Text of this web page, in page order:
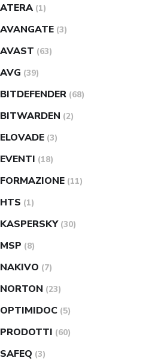
ATERA (1)
AVANGATE (3)
AVAST (63)
AVG (39)
BITDEFENDER (68)
BITWARDEN (2)
ELOVADE (3)
EVENTI (18)
FORMAZIONE (11)
HTS (1)
KASPERSKY (30)
MSP (8)
NAKIVO (7)
NORTON (23)
OPTIMIDOC (5)
PRODOTTI (60)
SAFEQ (3)